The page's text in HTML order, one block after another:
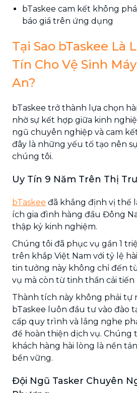
bTaskee cam kết không
báo giá trên ứng dụng
Tại Sao bTaskee Là
Tín Cho Vệ Sinh
An?
bTaskee trở thành lựa chọn
nhờ sự kết hợp giữa kinh
ngũ chuyên nghiệp và cam
đây là những yếu tố tạo nên
chúng tôi.
Uy Tín 9 Năm Trên Thị
bTaskee đã khẳng định vị thế
ích gia đình hàng đầu Đông
thập kỷ kinh nghiệm.
Chúng tôi đã phục vụ gần 1
trên khắp Việt Nam với tỷ lệ
tin tưởng này không chỉ đến
vụ mà còn từ tinh thần cải tiến
Thành tích này không phải tự
bTaskee luôn đầu tư vào đào
cấp quy trình và lắng nghe
để hoàn thiện dịch vụ. Chúng
khách hàng hài lòng là nền
bền vững.
Đội Ngũ Tasker Chuyên